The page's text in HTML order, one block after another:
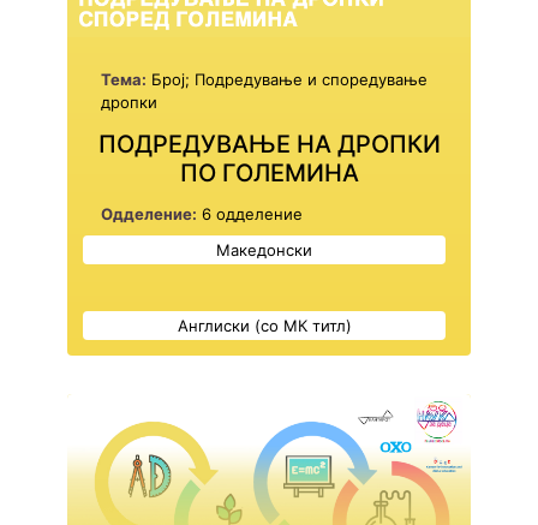
Тема: Број; Подредување и споредување
дропки
ПОДРЕДУВАЊЕ НА ДРОПКИ
ПО ГОЛЕМИНА
Одделение: 6 одделение
Англиски (со МК титл)
Македонски